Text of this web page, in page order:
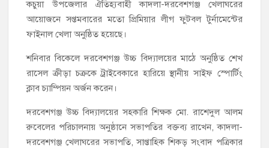
কচুয়া উপজেলার ঐতিহ্যবাহী কাদলা-দরবেশগঞ্জ খেলাঘরের
আয়োজনে সপ্তমবারের মতো প্রিমিয়ার লীগ ফুটবল টুর্নামেন্টের
ফাইনাল খেলা অনুষ্ঠিত হয়েছে।
শনিবার বিকেলে দরবেশগঞ্জ উচ্চ বিদ্যালয়ের মাঠে অনুষ্ঠিত শেখ
রাসেল ক্রীড়া চক্রকে ট্রাইবেকারে হারিয়ে স্থানীয় সাইফ স্পোর্টিং
ক্লাব চ্যাম্পিয়ন অর্জন করেন।
দরবেশগঞ্জ উচ্চ বিদ্যালয়ের সহকারি শিক্ষক মো. রাশেদুল আলম
রুবেলের পরিচালনায় অনুষ্ঠানে সভাপতির বক্তব্য রাখেন, কাদলা-
দরবেশগঞ্জ খেলাঘরের সভাপতি, সাপ্তাহিক শিকড় সংবাদ পত্রিকার